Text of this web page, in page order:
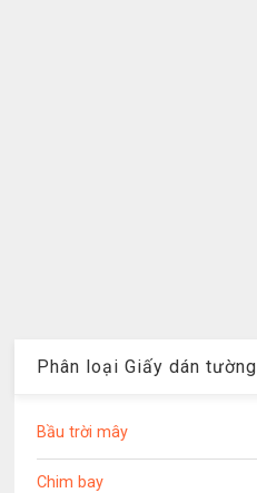
Phân loại Giấy dán tường
Bầu trời mây
Chim bay